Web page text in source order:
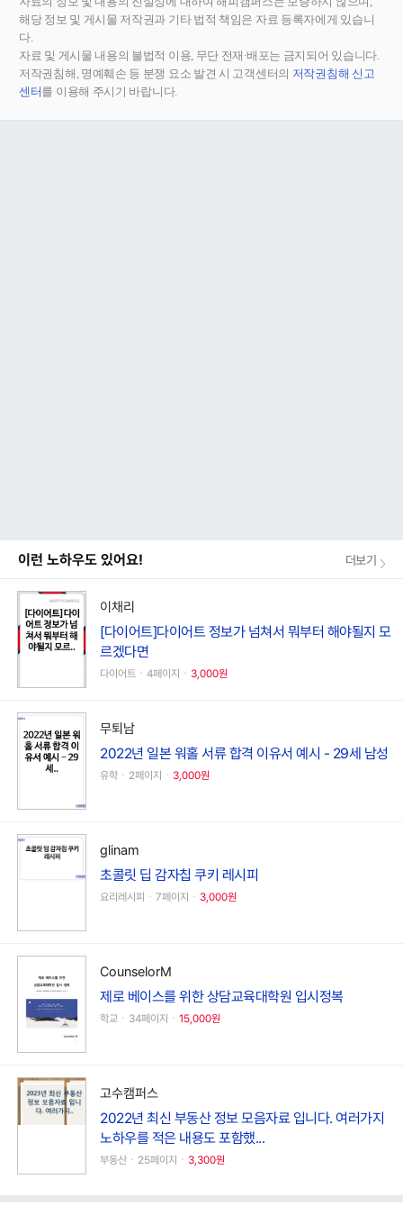
해당 정보 및 게시물 저작권과 기타 법적 책임은 자료 등록자에게 있습니
다.
자료 및 게시물 내용의 불법적 이용, 무단 전재∙배포는 금지되어 있습니다.
저작권침해, 명예훼손 등 분쟁 요소 발견 시 고객센터의 저작권침해 신고
센터를 이용해 주시기 바랍니다.
이런 노하우도 있어요! 더보기
이채리
[다이어트]다이어트 정보가 넘쳐서 뭐부터 해야될지 모
르겠다면
다이어트ㆍ4페이지ㆍ 3,000원
무퇴남
2022년 일본 워홀 서류 합격 이유서 예시 - 29세 남성
유학ㆍ2페이지ㆍ 3,000원
glinam
초콜릿 딥 감자칩 쿠키 레시피
요리레시피ㆍ7페이지ㆍ 3,000원
CounselorM
제로 베이스를 위한 상담교육대학원 입시정복
학교ㆍ34페이지ㆍ 15,000원
고수캠퍼스
2022년 최신 부동산 정보 모음자료 입니다. 여러가지
노하우를 적은 내용도 포함했...
부동산ㆍ25페이지ㆍ 3,300원